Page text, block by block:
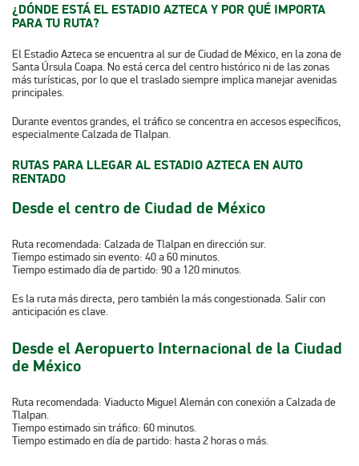
¿DÓNDE ESTÁ EL ESTADIO AZTECA Y POR QUÉ IMPORTA
PARA TU RUTA?
El Estadio Azteca se encuentra al sur de Ciudad de México, en la zona de
Santa Úrsula Coapa. No está cerca del centro histórico ni de las zonas
más turísticas, por lo que el traslado siempre implica manejar avenidas
principales.
Durante eventos grandes, el tráfico se concentra en accesos específicos,
especialmente Calzada de Tlalpan.
RUTAS PARA LLEGAR AL ESTADIO AZTECA EN AUTO
RENTADO
Desde el centro de Ciudad de México
Ruta recomendada: Calzada de Tlalpan en dirección sur.
Tiempo estimado sin evento: 40 a 60 minutos.
Tiempo estimado día de partido: 90 a 120 minutos.
Es la ruta más directa, pero también la más congestionada. Salir con
anticipación es clave.
Desde el Aeropuerto Internacional de la Ciudad
de México
Ruta recomendada: Viaducto Miguel Alemán con conexión a Calzada de
Tlalpan.
Tiempo estimado sin tráfico: 60 minutos.
Tiempo estimado en día de partido: hasta 2 horas o más.